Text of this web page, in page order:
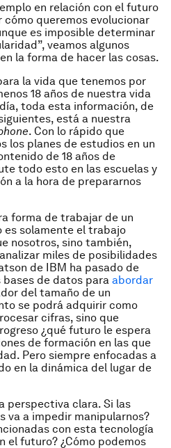
en relación con el futuro
queremos evolucionar
es imposible determinar
veamos algunos
la forma de hacer las cosas.
la vida que tenemos por
18 años de nuestra vida
toda esta información, de
está a nuestra
. Con lo rápido que
los planes de estudios en un
de 18 años de
todo esto en las escuelas y
a la hora de prepararnos
forma de trabajar de un
es solamente el trabajo
nosotros, sino también,
miles de posibilidades
de IBM ha pasado de
de datos para abordar
del tamaño de un
se podrá adquirir como
cifras, sino que
¿qué futuro le espera
de formación en las que
Pero siempre enfocadas a
en la dinámica del lugar de
perspectiva clara. Si las
va a impedir manipularnos?
con esta tecnología
el futuro? ¿Cómo podemos